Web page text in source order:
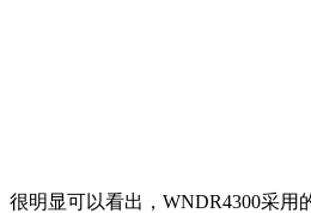
很明显可以看出，WNDR4300采用